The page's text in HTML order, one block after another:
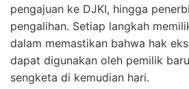
pengajuan ke DJKI, hingga
pengalihan. Setiap langkah
dalam memastikan bahwa hak
dapat digunakan oleh pemilik
sengketa di kemudian hari.